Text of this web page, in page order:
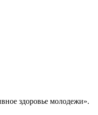
здоровье молодежи».